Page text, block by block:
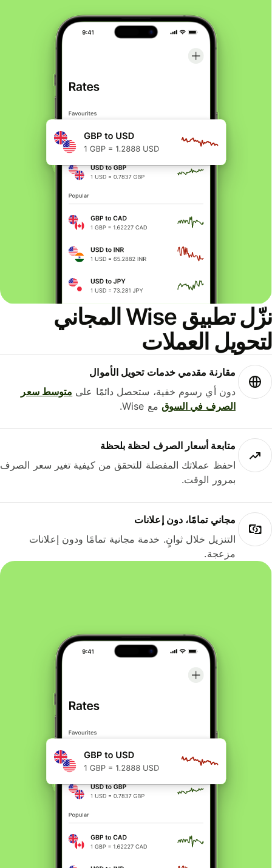
نزّل تطبيق Wise المجاني
العملات
مقارنة مقدمي خدمات تحويل الأموال
دون أي رسوم خفية، ستحصل دائمًا علىمتوسط ​​سعر
الصرف في السوقمع Wise.
متابعة أسعار الصرف لحظة بلحظة
احفظ عملاتك المفضلة للتحقق من كيفية تغير سعر الصرف
بمرور الوقت.
مجاني تمامًا، دون إعلانات
التنزيل خلال ثوانٍ. خدمة مجانية تمامًا ودون إعلانات
مزعجة.